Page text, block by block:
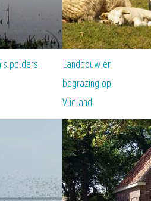
polders
Landbouw en
begrazing op
Vlieland